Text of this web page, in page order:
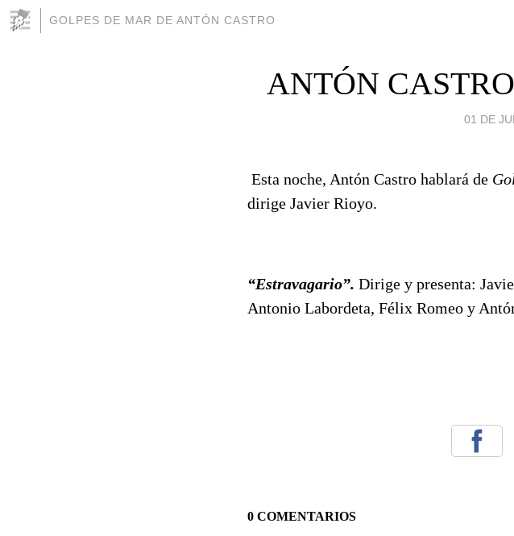
GOLPES DE MAR DE ANTÓN CASTRO
ANTÓN
01 DE
Esta noche, Antón Castro hablará de
dirige Javier Rioyo.
“Estravagario”. Dirige y presenta:
Antonio Labordeta, Félix Romeo y
0 COMENTARIOS